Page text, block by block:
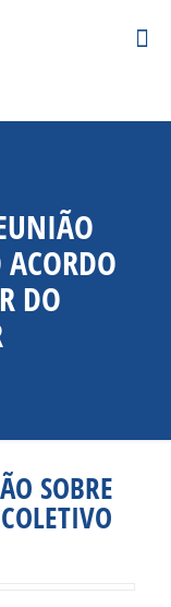
DO
SOBRE